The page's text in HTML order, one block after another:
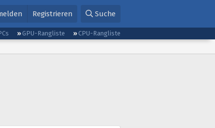
Registrieren Suche
GPU-Rangliste
CPU-Rangliste